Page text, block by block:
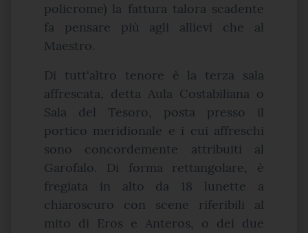
policrome) la fattura talora scadente
fa pensare più agli allievi che al
Maestro.
Di tutt'altro tenore è la terza sala
affrescata, detta Aula Costabiliana o
Sala del Tesoro, posta presso il
portico meridionale e i cui affreschi
sono concordemente attribuiti al
Garofalo. Di forma rettangolare, è
fregiata in alto da 18 lunette a
chiaroscuro con scene riferibili al
mito di Eros e Anteros, o dei due